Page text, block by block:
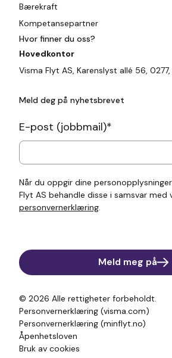
Meld deg på nyhetsbrevet
E-post (jobbmail)*
Når du oppgir dine
Flyt AS behandle disse i samsvar med
personvernerklæring.
Meld meg på
Bærekraft
Kompetansepartner
Hvor finner du oss?
Hovedkontor
Visma Flyt AS, Karenslyst allé 56,
© 2026 Alle rettigheter forbeholdt.
Personvernerklæring (visma.com)
Personvernerklæring (minflyt.no)
Åpenhetsloven
Bruk av cookies